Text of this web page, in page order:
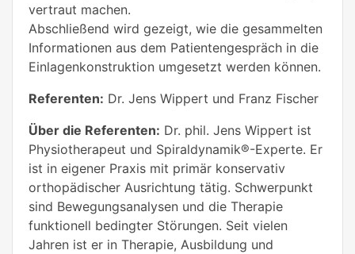
vertraut machen.
Abschließend wird gezeigt, wie die gesammelten
Informationen aus dem Patientengespräch in die
Einlagenkonstruktion umgesetzt werden können.
Referenten: Dr. Jens Wippert und Franz Fischer
Über die Referenten: Dr. phil. Jens Wippert ist
Physiotherapeut und Spiraldynamik®-Experte. Er
ist in eigener Praxis mit primär konservativ
orthopädischer Ausrichtung tätig. Schwerpunkt
sind Bewegungsanalysen und die Therapie
funktionell bedingter Störungen. Seit vielen
Jahren ist er in Therapie, Ausbildung und